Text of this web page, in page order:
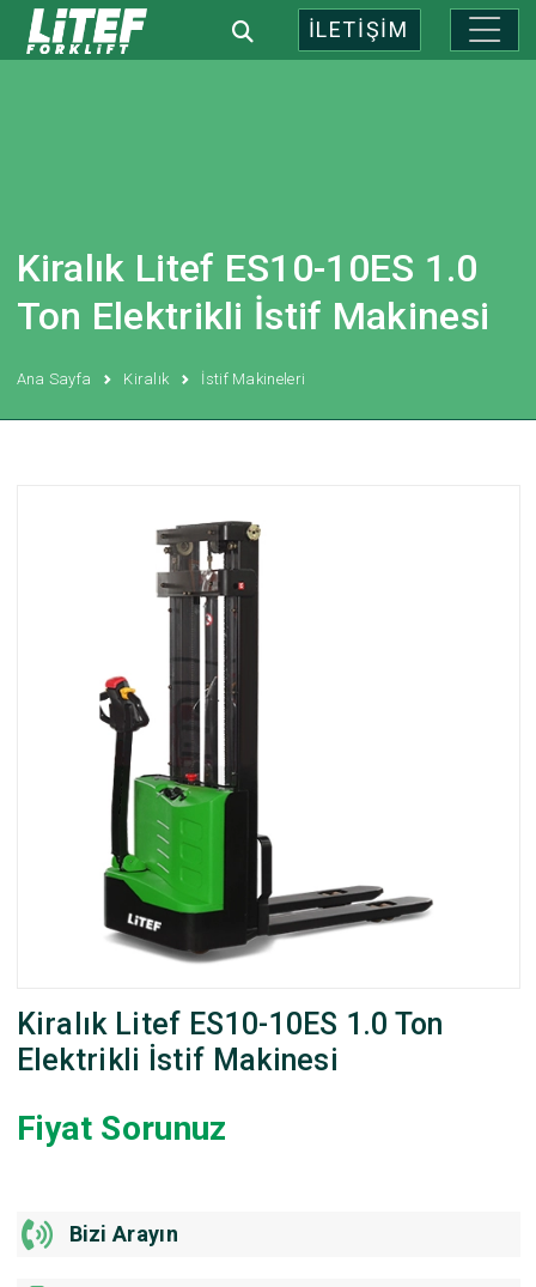
İLETİŞİM
Kiralık Litef ES10-10ES 1.0
Ton Elektrikli İstif Makinesi
Ana Sayfa Kiralık İstif Makineleri
Kiralık Litef ES10-10ES 1.0 Ton
Elektrikli İstif Makinesi
Fiyat Sorunuz
Bizi Arayın